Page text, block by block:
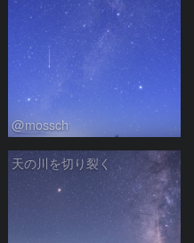
@mossch
天の川を切り裂く